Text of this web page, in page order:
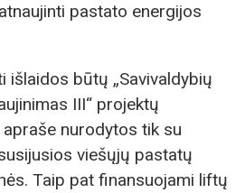
pastato energijos
išlaidos būtų „Savivaldybių
III“ projektų
nurodytos tik su
viešųjų pastatų
Taip pat finansuojami liftų